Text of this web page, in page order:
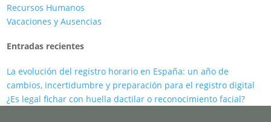
Recursos Humanos
Vacaciones y Ausencias
Entradas recientes
La evolución del registro horario en España: un año de
cambios, incertidumbre y preparación para el registro digital
¿Es legal fichar con huella dactilar o reconocimiento facial?